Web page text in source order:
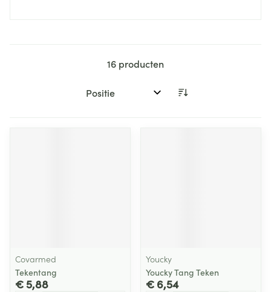
16 producten
Sorteer op:
Covarmed
Tekentang
€ 5,88
Youcky
Youcky Tang Teken
€ 6,54